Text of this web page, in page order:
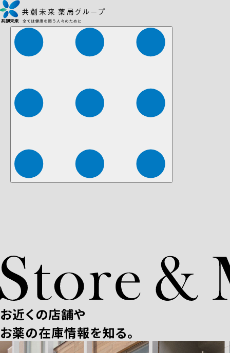
株式会社ファーマみらい 株式会社ストレチア
お近くの店舗や
お薬の在庫情報を知る。